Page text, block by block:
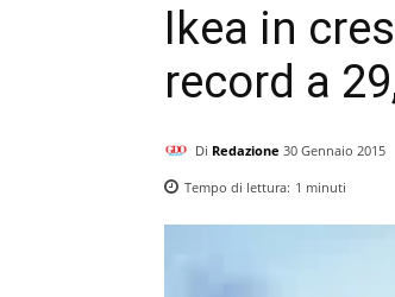
Ikea in
record a
Di Redazione 30 Gennaio 2015
Tempo di lettura: 1 minuti